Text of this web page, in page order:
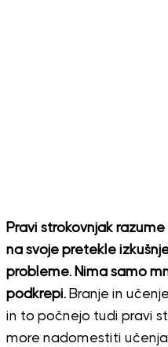
Pravi strokovnjak
na svoje pretekle
probleme. Nima samo
podkrepi.Branje in
in to počnejo tudi pravi
more nadomestiti